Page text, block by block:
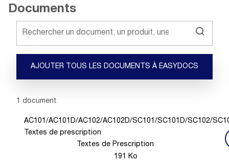
Documents
AJOUTER TOUS LES DOCUMENTS À EASYDOCS
Showing 1 -
1 document
AC101/AC101D/AC102/AC102D/SC101/SC101D/SC102/
Textes de prescription
Textes de Prescription
191 Ko